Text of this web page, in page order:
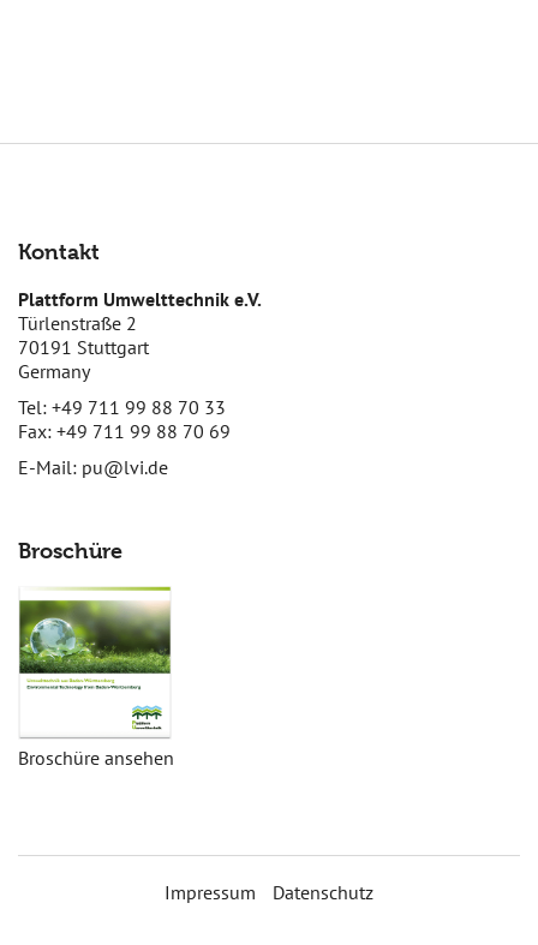
Kontakt
Plattform Umwelttechnik e.V.
Türlenstraße 2
70191 Stuttgart
Germany
Tel: +49 711 99 88 70 33
Fax: +49 711 99 88 70 69
E-Mail: pu@lvi.de
Broschüre
Broschüre ansehen
Impressum Datenschutz